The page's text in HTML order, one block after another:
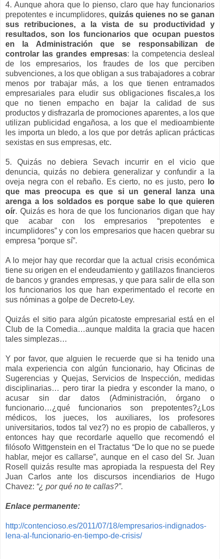
4. Aunque ahora que lo pienso, claro que hay funcionarios
prepotentes e incumplidores, quizás quienes no se ganan
sus retribuciones, a la vista de su productividad y
resultados, son los funcionarios que ocupan puestos
en la Administración que se responsabilizan de
controlar las grandes empresas: la competencia desleal
de los empresarios, los fraudes de los que perciben
subvenciones, a los que obligan a sus trabajadores a cobrar
menos por trabajar más, a los que tienen entramados
empresariales para eludir sus obligaciones fiscales,a los
que no tienen empacho en bajar la calidad de sus
productos y disfrazarla de promociones aparentes, a los que
utilizan publicidad engañosa, a los que el medioambiente
les importa un bledo, a los que por detrás aplican prácticas
sexistas en sus empresas, etc.
5. Quizás no debiera Sevach incurrir en el vicio que
denuncia, quizás no debiera generalizar y confundir a la
oveja negra con el rebaño. Es cierto, no es justo, pero
lo
que mas preocupa es que si un general lanza una
arenga a los soldados es porque sabe lo que quieren
oír. Quizás es hora de que los funcionarios digan que hay
que acabar con los empresarios “prepotentes e
incumplidores” y con los empresarios que hacen quebrar su
empresa “porque sí”.
A lo mejor hay que recordar que la actual crisis económica
tiene su origen en el endeudamiento y gatillazos financieros
de bancos y grandes empresas, y que para salir de ella son
los funcionarios los que han experimentado el recorte en
sus nóminas a golpe de Decreto-Ley.
Quizás el sitio para algún picatoste empresarial está en el
Club de la Comedia…aunque maldita la gracia que hacen
tales simplezas…
Y por favor, que alguien le recuerde que si ha tenido una
mala experiencia con algún funcionario, hay Oficinas de
Sugerencias y Quejas, Servicios de Inspección, medidas
disciplinarias… pero tirar la piedra y esconder la mano, o
acusar sin dar datos (Administración, órgano o
funcionario…¿qué funcionarios son prepotentes?¿Los
médicos, los jueces, los auxiliares, los profesores
universitarios, todos tal vez?) no es propio de caballeros, y
entonces hay que recordarle aquello que recomendó el
filósofo Wittgenstein en el Tractatus “De lo que no se puede
hablar, mejor es callarse”, aunque en el caso del Sr. Juan
Rosell quizás resulte mas apropiada la respuesta del Rey
Juan Carlos ante los discursos incendiarios de Hugo
Chavez: “¿ por qué no te callas?”.
Enlace permanente:
http://contencioso.es/2011/07/18/empresarios-indignados-
lena-al-funcionario-en-tiempo-de-crisis/